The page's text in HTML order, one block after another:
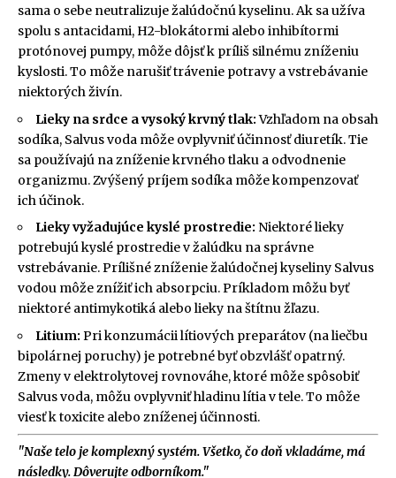
sama o sebe neutralizuje žalúdočnú kyselinu. Ak sa užíva
spolu s antacidami, H2-blokátormi alebo inhibítormi
protónovej pumpy, môže dôjsť k príliš silnému zníženiu
kyslosti. To môže narušiť trávenie potravy a vstrebávanie
niektorých živín.
Lieky na srdce a vysoký krvný tlak:Vzhľadom na obsah
sodíka, Salvus voda môže ovplyvniť účinnosť diuretík. Tie
sa používajú na zníženie krvného tlaku a odvodnenie
organizmu. Zvýšený príjem sodíka môže kompenzovať
ich účinok.
Lieky vyžadujúce kyslé prostredie: Niektoré lieky
potrebujú kyslé prostredie v žalúdku na správne
vstrebávanie. Prílišné zníženie žalúdočnej kyseliny Salvus
vodou môže znížiť ich absorpciu. Príkladom môžu byť
niektoré antimykotiká alebo lieky na štítnu žľazu.
Litium: Pri konzumácii lítiových preparátov (na liečbu
bipolárnej poruchy) je potrebné byť obzvlášť opatrný.
Zmeny v elektrolytovej rovnováhe, ktoré môže spôsobiť
Salvus voda, môžu ovplyvniť hladinu lítia v tele. To môže
viesť k toxicite alebo zníženej účinnosti.
"Naše telo je komplexný systém. Všetko, čo doň vkladáme, má
následky. Dôverujte odborníkom."